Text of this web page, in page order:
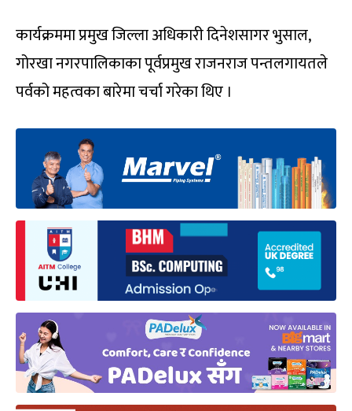
कार्यक्रममा प्रमुख जिल्ला अधिकारी दिनेशसागर भुसाल,
गोरखा नगरपालिकाका पूर्वप्रमुख राजनराज पन्तलगायतले
पर्वको महत्वका बारेमा चर्चा गरेका थिए ।